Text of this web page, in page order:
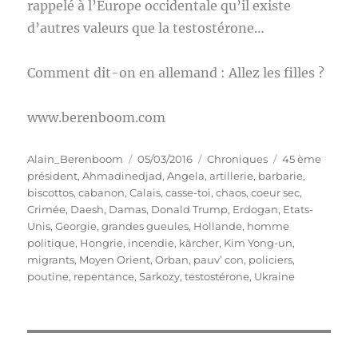
rappelé à l’Europe occidentale qu’il existe
d’autres valeurs que la testostérone…
Comment dit-on en allemand : Allez les filles ?
www.berenboom.com
Auteur
Alain_Berenboom
Publié
le
05/03/2016 Catégories
Chroniques Étiquettes
45 ème
président,Ahmadinedjad,Angela,artillerie, barbarie,
biscottos,cabanon,Calais,casse-toi,chaos,coeur sec,
Crimée, Daesh, Damas, Donald Trump, Erdogan, Etats-
Unis,Georgie,grandes gueules, Hollande, homme
politique, Hongrie, incendie, kärcher, Kim Yong-un,
migrants, Moyen Orient,Orban, pauv’ con, policiers,
poutine, repentance,Sarkozy,testostérone, Ukraine